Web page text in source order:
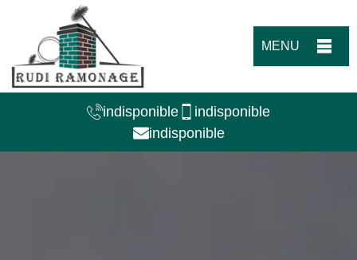
MENU
indisponible
indisponible
indisponible